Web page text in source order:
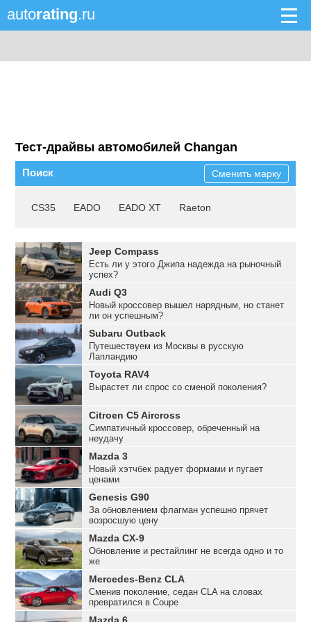
autorating.ru
Тест-драйвы автомобилей Changan
Поиск Сменить марку
CS35 EADO EADO XT Raeton
Jeep Compass
Есть ли у этого Джипа надежда на рыночный
успех?
Audi Q3
Новый кроссовер вышел нарядным, но станет
ли он успешным?
Subaru Outback
Путешествуем из Москвы в русскую
Лапландию
Toyota RAV4
Вырастет ли спрос со сменой поколения?
Citroen C5 Aircross
Симпатичный кроссовер, обреченный на
неудачу
Mazda 3
Новый хэтчбек радует формами и пугает
ценами
Genesis G90
За обновлением флагман успешно прячет
возросшую цену
Mazda CX-9
Обновление и рестайлинг не всегда одно и то
же
Mercedes-Benz CLA
Сменив поколение, седан CLA на словах
превратился в Coupe